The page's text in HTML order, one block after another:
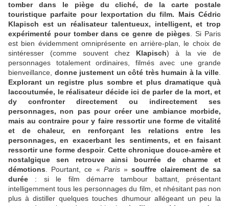
tomber dans le piège du cliché, de la carte postale
touristique parfaite pour lexportation du film. Mais Cédric
Klapisch est un réalisateur talentueux, intelligent, et trop
expérimenté pour tomber dans ce genre de pièges . Si Paris
est bien évidemment omniprésente en arrière-plan, le choix de
sintéresser (comme souvent chez Klapisch) à la vie de
personnages totalement ordinaires, filmés avec une grande
bienveillance, donne justement un côté très humain à la ville
Explorant un registre plus sombre et plus dramatique quà
laccoutumée, le réalisateur décide ici de parler de la mort, et
dy confronter directement ou indirectement ses
personnages, non pas pour créer une ambiance morbide,
mais au contraire pour y faire ressortir une forme de vitalité
et de chaleur, en renforçant les relations entre les
personnages, en exacerbant les sentiments, et en faisant
ressortir une forme despoir.Cette chronique douce-amère et
nostalgique sen retrouve ainsi bourrée de charme et
démotions . Pourtant, ce « Paris»souffre clairement de sa
durée : si le film démarre tambour battant, présentant
intelligemment tous les personnages du film, et nhésitant pas non
plus à distiller quelques touches dhumour allégeant un peu la